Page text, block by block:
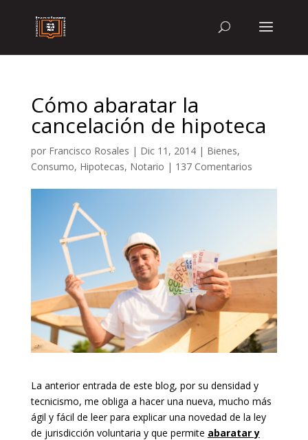
Cómo abaratar la
cancelación de hipoteca
por Francisco Rosales | Dic 11, 2014| Bienes,
Consumo, Hipotecas, Notario | 137 Comentarios
La anterior entrada de este blog, por su densidad y
tecnicismo, me obliga a hacer una nueva, mucho más
ágil y fácil de leer para explicar una novedad de la ley
de jurisdicción voluntaria y que permite abaratar y